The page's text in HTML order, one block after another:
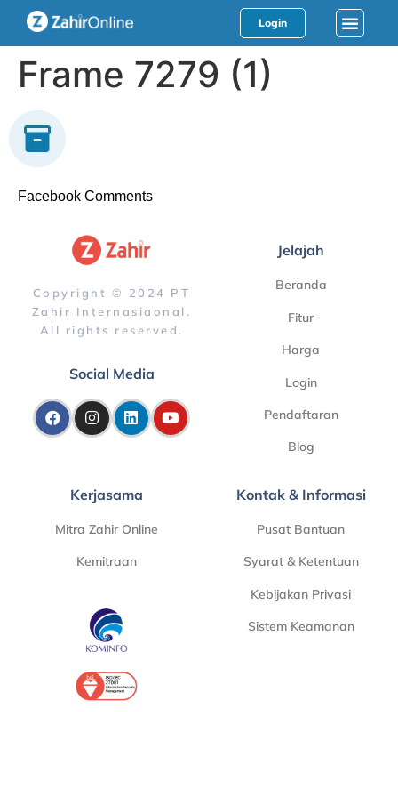
Login
Frame 7279 (1)
Facebook Comments
Copyright © 2024 PT
Zahir Internasiaonal.
All rights reserved.
Social Media
Jelajah
Beranda
Fitur
Harga
Login
Pendaftaran
Blog
Kerjasama
Mitra Zahir Online
Kemitraan
Kontak & Informasi
Pusat Bantuan
Syarat & Ketentuan
Kebijakan Privasi
Sistem Keamanan